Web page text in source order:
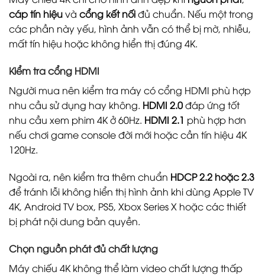
cáp tín hiệuvà cổng kết nốiđủ chuẩn. Nếu một trong
các phần này yếu, hình ảnh vẫn có thể bị mờ, nhiễu,
mất tín hiệu hoặc không hiển thị đúng 4K.
Kiểm tra cổng HDMI
Người mua nên kiểm tra máy có cổng HDMI phù hợp
nhu cầu sử dụng hay không. HDMI 2.0đáp ứng tốt
nhu cầu xem phim 4K ở 60Hz. HDMI 2.1 phù hợp hơn
nếu chơi game console đời mới hoặc cần tín hiệu 4K
120Hz.
Ngoài ra, nên kiểm tra thêm chuẩn HDCP 2.2 hoặc 2.3
để tránh lỗi không hiển thị hình ảnh khi dùng Apple TV
4K, Android TV box, PS5, Xbox Series X hoặc các thiết
bị phát nội dung bản quyền.
Chọn nguồn phát đủ chất lượng
Máy chiếu 4K không thể làm video chất lượng thấp